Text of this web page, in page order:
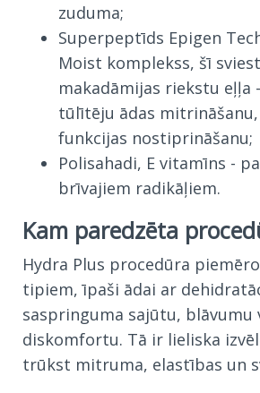
zuduma;
Superpeptīds Epigen
Moist komplekss, šī
makadāmijas riekstu eļļa
tūlītēju ādas
funkcijas nostiprināšanu;
Polisahadi, E vitamīns -
brīvajiem radikāļiem.
Kam paredzēta
Hydra Plus procedūra
tipiem, īpaši ādai ar
saspringuma sajūtu, blāvumu
diskomfortu. Tā ir lieliska
trūkst mitruma, elastības un